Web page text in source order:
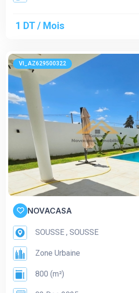
1 DT / Mois
VI_AZ629500322
NOVACASA
SOUSSE , SOUSSE
Zone Urbaine
800 (m²)